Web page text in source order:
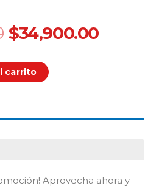
Original
price
was:
$64,900.00.
$34,900.00
carrito
Aprovecha ahora y